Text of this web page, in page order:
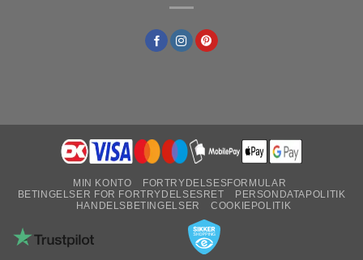
MIN KONTO
FORTRYDELSESFORMULAR
BETINGELSER FOR FORTRYDELSESRET
PERSONDATAPOLITIK
HANDELSBETINGELSER
COOKIEPOLITIK